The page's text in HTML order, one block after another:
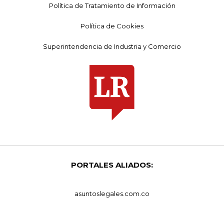
Política de Tratamiento de Información
Política de Cookies
Superintendencia de Industria y Comercio
PORTALES ALIADOS:
asuntoslegales.com.co